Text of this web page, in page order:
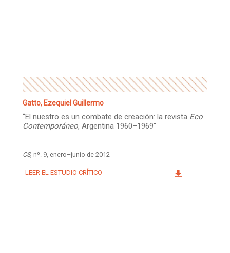
Gatto, Ezequiel Guillermo
“El nuestro es un combate de creación: la revista Eco
Contemporáneo, Argentina 1960–1969″
CS, nº. 9, enero–junio de 2012
LEER EL ESTUDIO CRÍTICO